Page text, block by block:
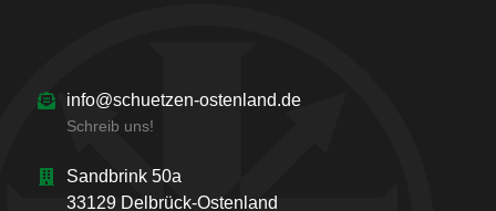
info@schuetzen-ostenland.de
Schreib uns!
Sandbrink 50a
33129 Delbrück-Ostenland